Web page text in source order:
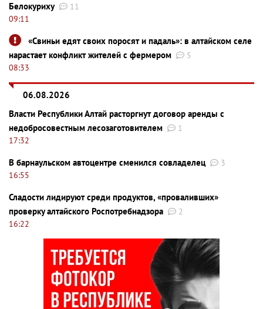
Белокуриху
11
09:11
«Свиньи едят своих поросят и падаль»: в алтайском селе
нарастает конфликт жителей с фермером
5
08:33
06.08.2026
Власти Республики Алтай расторгнут договор аренды с
недобросовестным лесозаготовителем
1
17:32
В барнаульском автоцентре сменился совладелец
3
16:55
Сладости лидируют среди продуктов, «проваливших»
проверку алтайского Роспотребнадзора
2
16:22